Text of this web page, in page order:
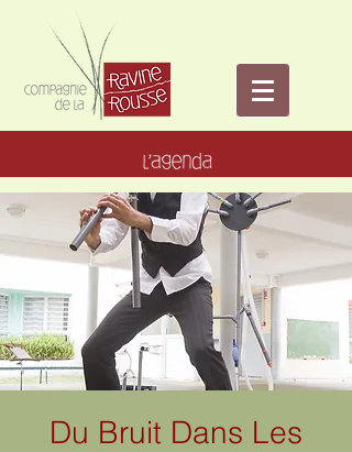
Du Bruit Dans Les